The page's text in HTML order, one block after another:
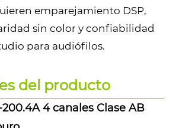
emparejamiento DSP,
sin color y confiabilidad
para audiófilos.
del producto
4 canales Clase AB